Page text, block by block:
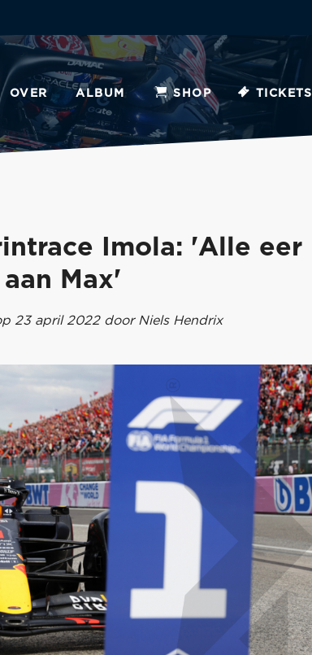
OVER ALBUM SHOP TICKETS
Imola: 'Alle eer
aan Max'
23 april 2022 door Niels Hendrix